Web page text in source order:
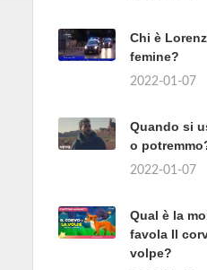
Chi è
femine?
2022-01-07
Quando si
o
2022-01-07
Qual è la
favola Il
volpe?